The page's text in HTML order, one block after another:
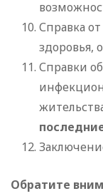
Справка
здоровья,
Справки
Обратите